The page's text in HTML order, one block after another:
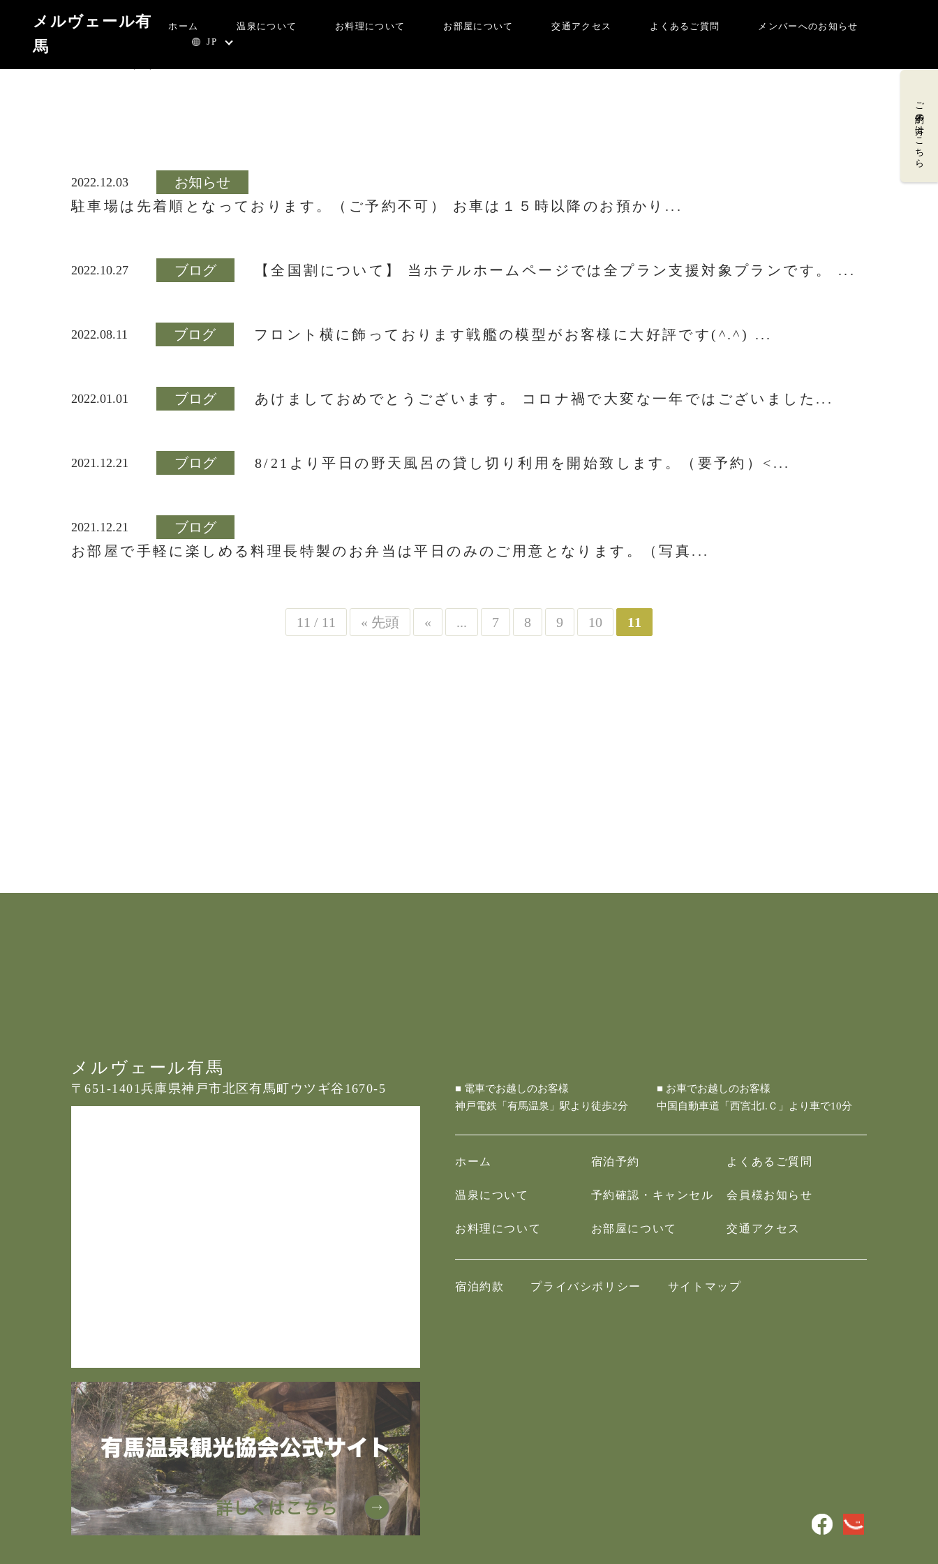
メルヴェール有
馬
ホーム 温泉について お料理について お部屋について 交通アクセス よくあるご質問
メンバーへのお知らせ
JP
ご予約の方はこちら
2022.12.03
お知らせ
駐車場は先着順となっております。（ご予約不可） お車は１５時以降のお預かり...
2022.10.27 ブログ 【全国割について】 当ホテルホームページでは全プラン支援対象プランです。 ...
2022.08.11 ブログ フロント横に飾っております戦艦の模型がお客様に大好評です(^.^) ...
2022.01.01 ブログ あけましておめでとうございます。 コロナ禍で大変な一年ではございました...
2021.12.21 ブログ 8/21より平日の野天風呂の貸し切り利用を開始致します。（要予約）<...
2021.12.21
ブログ
お部屋で手軽に楽しめる料理長特製のお弁当は平日のみのご用意となります。（写真...
11 / 11 « 先頭 « ... 7 8 9 10 11
メルヴェール有馬
〒651-1401兵庫県神戸市北区有馬町ウツギ谷1670-5
■ 電車でお越しのお客様
神戸電鉄「有馬温泉」駅より徒歩2分
■ お車でお越しのお客様
中国自動車道「西宮北I.Ｃ」より車で10分
ホーム 宿泊予約 よくあるご質問
温泉について 予約確認・キャンセル 会員様お知らせ
お料理について お部屋について 交通アクセス
宿泊約款 プライバシポリシー サイトマップ